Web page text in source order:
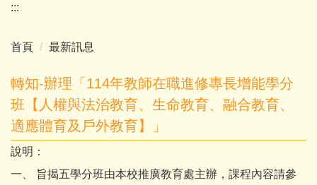
:::
首頁 最新訊息
轉知-辦理「114年教師在職進修專長增能學分
班【人權與法治教育、生命教育、融合教育、
適應體育及戶外教育】」
說明：
一、 旨揭五學分班由本校推廣教育處主辦，課程內容請參